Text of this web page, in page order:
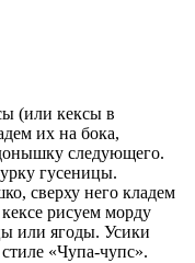
(или кексы в
их на бока,
следующего.
гусеницы.
сверху него кладем
рисуем морду
или ягоды. Усики
«Чупа-чупс».